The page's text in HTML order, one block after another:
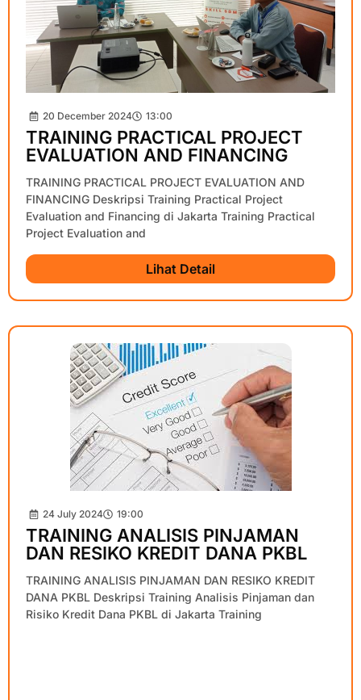
20 December 2024 13:00
TRAINING PRACTICAL PROJECT
EVALUATION AND FINANCING
TRAINING PRACTICAL PROJECT EVALUATION AND
FINANCING Deskripsi Training Practical Project
Evaluation and Financing di Jakarta Training Practical
Project Evaluation and
Lihat Detail
24 July 2024 19:00
TRAINING ANALISIS PINJAMAN
DAN RESIKO KREDIT DANA PKBL
TRAINING ANALISIS PINJAMAN DAN RESIKO KREDIT
DANA PKBL Deskripsi Training Analisis Pinjaman dan
Risiko Kredit Dana PKBL di Jakarta Training